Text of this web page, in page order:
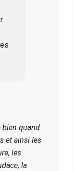
bien quand
et ainsi les
les
la